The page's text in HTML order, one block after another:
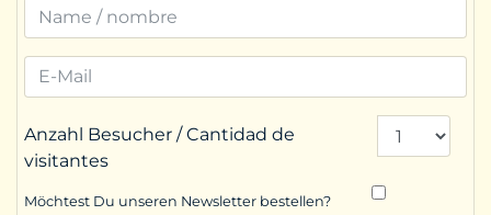
Anzahl Besucher / Cantidad de
visitantes
Möchtest Du unseren Newsletter bestellen?